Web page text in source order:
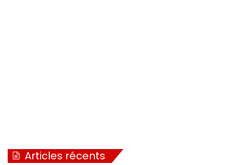
Articles récents